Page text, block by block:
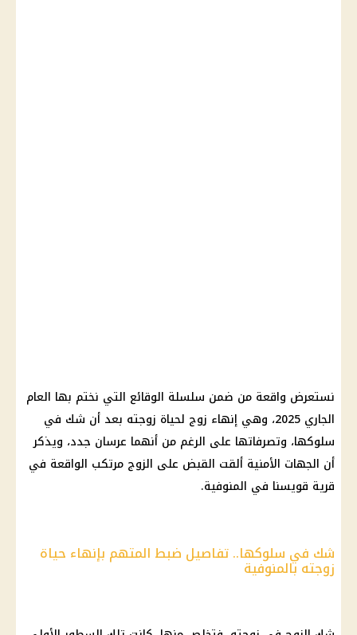
نستعرض واقعة من ضمن سلسلة الوقائع التي نختم بها العام
الجاري 2025، وهي إنهاء زوج لحياة زوجته بعد أن شك في
سلوكها، وتصرفاتها على الرغم من أنهما عرسان جدد، ويذكر
أن الجهات الأمنية ألقت القبض على الزوج مرتكب الواقعة في
قرية قويسنا في المنوفية.
شك في سلوكها.. تفاصيل ضبط المتهم بإنهاء حياة
زوجته بالمنوفية